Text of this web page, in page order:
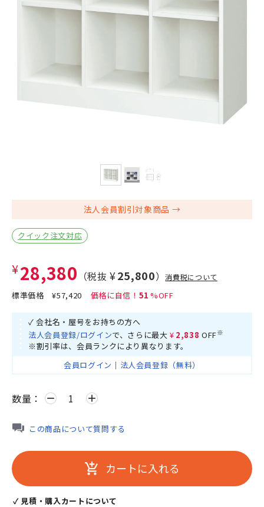
法人会員割引対象商品
クイック注文対応
¥28,380 （税抜 ¥25,800）消費税について
標準価格¥57,420 51
✓ 会社名・屋号をお持ちの方へ
法人会員登録/ログインで、さらに最大 ¥2,838 OFF※
※割引率は、会員ランクにより異なります。
会員ログイン ｜ 法人会員登録（無料）
数量： remove add
この商品について質問する
add_shopping_cart カートに入れる
✓ 見積・購入カートについて